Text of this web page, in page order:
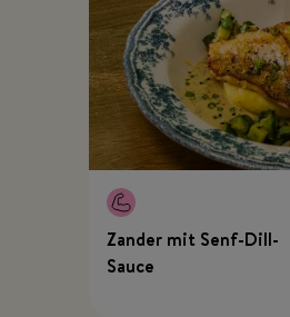
Zander mit Senf-Dill-
Sauce